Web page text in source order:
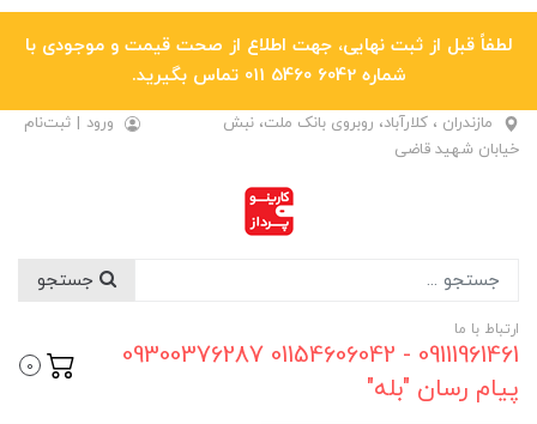
لطفاً قبل از ثبت نهایی، جهت اطلاع از صحت قیمت و موجودی با
شماره 6042 5460 011 تماس بگیرید.
مازندران ، کلارآباد، روبروی بانک ملت، نبش
خیابان شهید قاضی
ورود | ثبت‌نام
ارتباط با ما
09111961461 - 01154606042 09300376287
پیام رسان "بله"
0